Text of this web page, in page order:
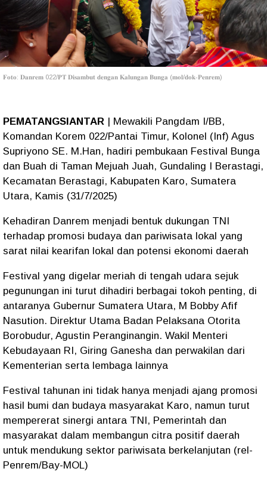
𝐅𝐨𝐭𝐨: 𝐃𝐚𝐧𝐫𝐞𝐦 022/𝐏𝐓 𝐃𝐢𝐬𝐚𝐦𝐛𝐮𝐭 𝐝𝐞𝐧𝐠𝐚𝐧 𝐊𝐚𝐥𝐮𝐧𝐠𝐚𝐧 𝐁𝐮𝐧𝐠𝐚 (𝐦𝐨𝐥/𝐝𝐨𝐤-𝐏𝐞𝐧𝐫𝐞𝐦)
PEMATANGSIANTAR | Mewakili Pangdam I/BB,
Komandan Korem 022/Pantai Timur, Kolonel (Inf) Agus
Supriyono SE. M.Han, hadiri pembukaan Festival Bunga
dan Buah di Taman Mejuah Juah, Gundaling I Berastagi,
Kecamatan Berastagi, Kabupaten Karo, Sumatera
Utara, Kamis (31/7/2025)
Kehadiran Danrem menjadi bentuk dukungan TNI
terhadap promosi budaya dan pariwisata lokal yang
sarat nilai kearifan lokal dan potensi ekonomi daerah
Festival yang digelar meriah di tengah udara sejuk
pegunungan ini turut dihadiri berbagai tokoh penting, di
antaranya Gubernur Sumatera Utara, M Bobby Afif
Nasution. Direktur Utama Badan Pelaksana Otorita
Borobudur, Agustin Peranginangin. Wakil Menteri
Kebudayaan RI, Giring Ganesha dan perwakilan dari
Kementerian serta lembaga lainnya
Festival tahunan ini tidak hanya menjadi ajang promosi
hasil bumi dan budaya masyarakat Karo, namun turut
mempererat sinergi antara TNI, Pemerintah dan
masyarakat dalam membangun citra positif daerah
untuk mendukung sektor pariwisata berkelanjutan (rel-
Penrem/Bay-MOL)